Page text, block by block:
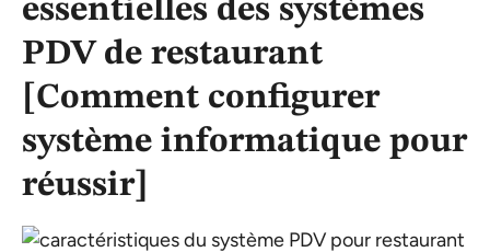
essentielles des systèmes
PDV de restaurant
[Comment configurer
système informatique pour
réussir]